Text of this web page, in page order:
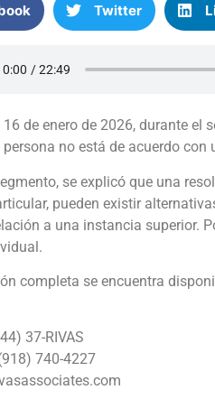
Twitter
16 de enero de 2026, durante
no está de acuerdo
se explicó que una
pueden existir
a una instancia superior.
completa se encuentra
37-RIVAS
740-4227